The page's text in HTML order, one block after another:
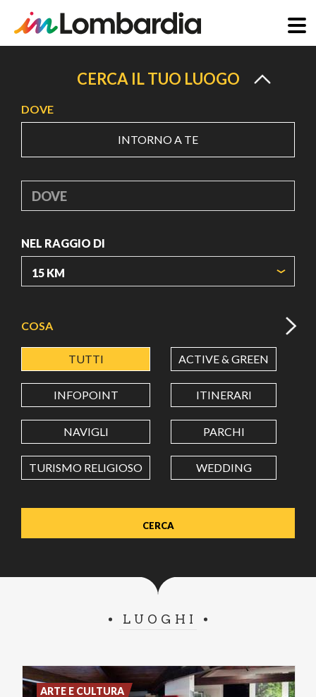
principale
CERCA IL TUO LUOGO
DOVE
INTORNO A TE
DOVE
NEL RAGGIO DI
LATITUDINE
LONGITUDINE
Value in decimal degrees. Use dot (.) as decimal separator.
COSA
TUTTI ACTIVE & GREEN
INFOPOINT ITINERARI
NAVIGLI PARCHI
TURISMO RELIGIOSO WEDDING
LUOGHI
ARTE E CULTURA